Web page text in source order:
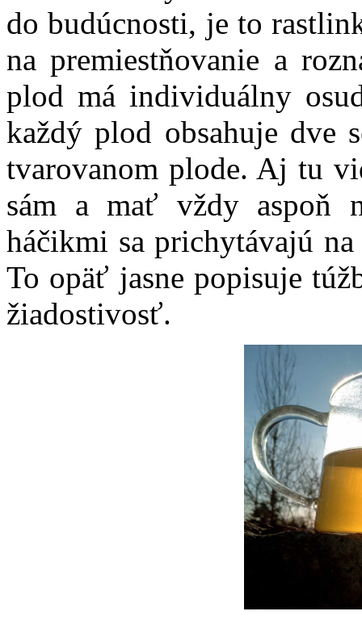
do budúcnosti, je to
na premiestňovanie a
plod má individuálny
každý plod obsahuje dve
tvarovanom plode. Aj tu
sám a mať vždy aspoň
háčikmi sa prichytávajú
To opäť jasne popisuje
žiadostivosť.